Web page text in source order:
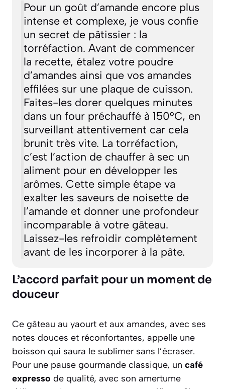
Pour un goût d’amande encore plus
intense et complexe, je vous confie
un secret de pâtissier : la
torréfaction. Avant de commencer
la recette, étalez votre poudre
d’amandes ainsi que vos amandes
effilées sur une plaque de cuisson.
Faites-les dorer quelques minutes
dans un four préchauffé à 150°C, en
surveillant attentivement car cela
brunit très vite. La torréfaction,
c’est l’action de chauffer à sec un
aliment pour en développer les
arômes. Cette simple étape va
exalter les saveurs de noisette de
l’amande et donner une profondeur
incomparable à votre gâteau.
Laissez-les refroidir complètement
avant de les incorporer à la pâte.
L’accord parfait pour un moment de
douceur
Ce gâteau au yaourt et aux amandes, avec ses
notes douces et réconfortantes, appelle une
boisson qui saura le sublimer sans l’écraser.
Pour une pause gourmande classique, un café
expresso de qualité, avec son amertume